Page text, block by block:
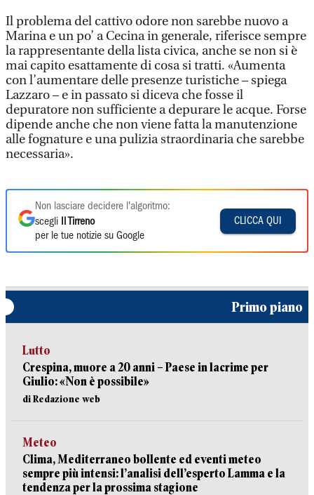
Il problema del cattivo odore non sarebbe nuovo a
Marina e un po’ a Cecina in generale, riferisce sempre
la rappresentante della lista civica, anche se non si è
mai capito esattamente di cosa si tratti. «Aumenta
con l’aumentare delle presenze turistiche – spiega
Lazzaro – e in passato si diceva che fosse il
depuratore non sufficiente a depurare le acque. Forse
dipende anche che non viene fatta la manutenzione
alle fognature e una pulizia straordinaria che sarebbe
necessaria».
Non lasciare decidere l'algoritmo:
scegli
Il Tirreno
per le tue notizie su Google
CLICCA QUI
Primo piano
Lutto
Crespina, muore a 20 anni – Paese in lacrime per
Giulio: «Non è possibile»
di Redazione web
Meteo
Clima, Mediterraneo bollente ed eventi meteo
sempre più intensi: l’analisi dell’esperto Lamma e la
tendenza per la prossima stagione